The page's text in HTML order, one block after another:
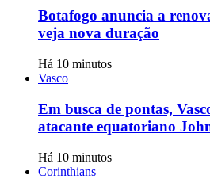
Botafogo anuncia a
veja nova duração
Há 10 minutos
Vasco
Em busca de pontas,
atacante equatoriano
Há 10 minutos
Corinthians